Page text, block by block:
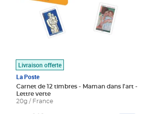
Livraison offerte
La Poste
Carnet de 12 timbres - Maman dans l'art -
Lettre verte
20g / France